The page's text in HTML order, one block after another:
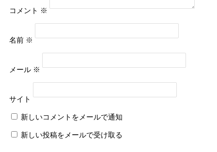
コメント ※
名前 ※
メール ※
サイト
新しいコメントをメールで通知
新しい投稿をメールで受け取る